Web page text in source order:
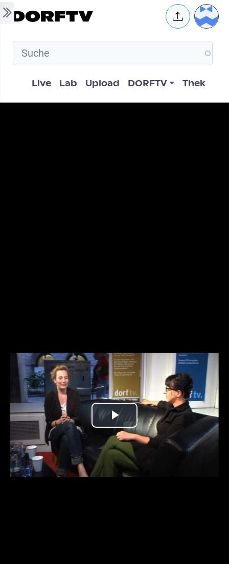
Skip to main content User
Hauptnavigation
Live Lab Upload DORFTV Thek
Play
Video